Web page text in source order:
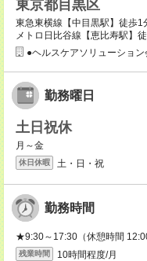
東京都目黒区
東急東横線【中目黒駅】徒歩
メトロ日比谷線【恵比寿駅】
●ヘルスケアソリューション
勤務曜日
土日祝休
月～金
休日休暇 土・日・祝
勤務時間
★9:30～17:30（休憩時間
残業時間 10時間程度/月